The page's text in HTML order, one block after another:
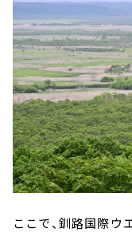
ここで、釧路国際